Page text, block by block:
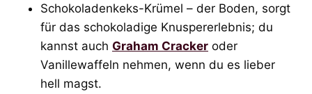
Schokoladenkeks-Krümel – der Boden, sorgt
für das schokoladige Knuspererlebnis; du
kannst auch Graham Cracker oder
Vanillewaffeln nehmen, wenn du es lieber
hell magst.